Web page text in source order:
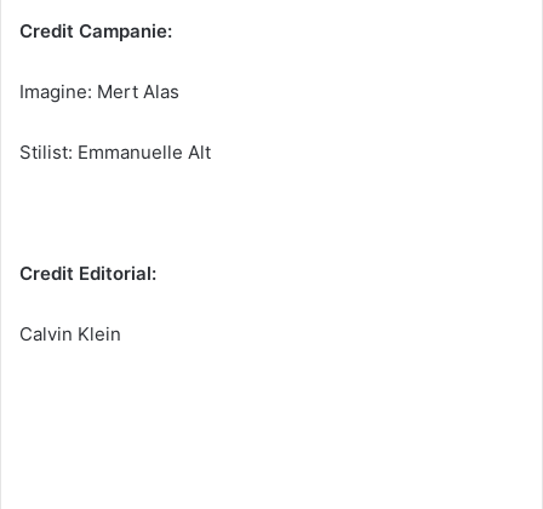
Credit Campanie:
Imagine: Mert Alas
Stilist: Emmanuelle Alt
Credit Editorial:
Calvin Klein